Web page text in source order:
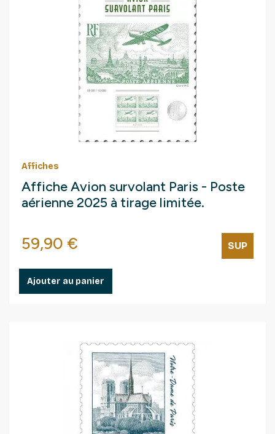
Affiches
Affiche Avion survolant Paris - Poste
aérienne 2025 à tirage limitée.
Prix
59,90 € SUP
Ajouter au panier